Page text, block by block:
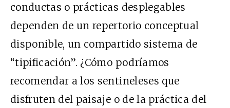
conductas o prácticas desplegables
dependen de un repertorio conceptual
disponible, un compartido sistema de
“tipificación”. ¿Cómo podríamos
recomendar a los sentineleses que
disfruten del paisaje o de la práctica del